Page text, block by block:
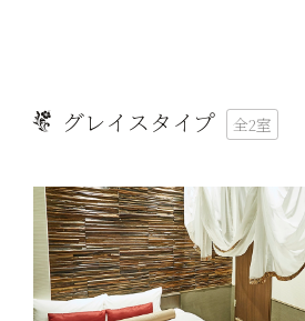
グレイスタイプ 全2室